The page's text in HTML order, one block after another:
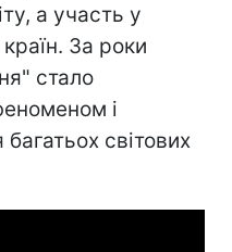
а участь у
За роки
стало
і
світових